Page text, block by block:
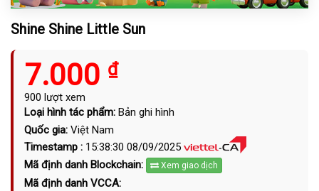
Shine Shine Little Sun
7.000 ₫
900 lượt xem
Loại hình tác phẩm: Bản ghi hình
Quốc gia: Việt Nam
Timestamp : 15:38:30 08/09/2025
Mã định danh Blockchain:
Xem giao dịch
Mã định danh VCCA: